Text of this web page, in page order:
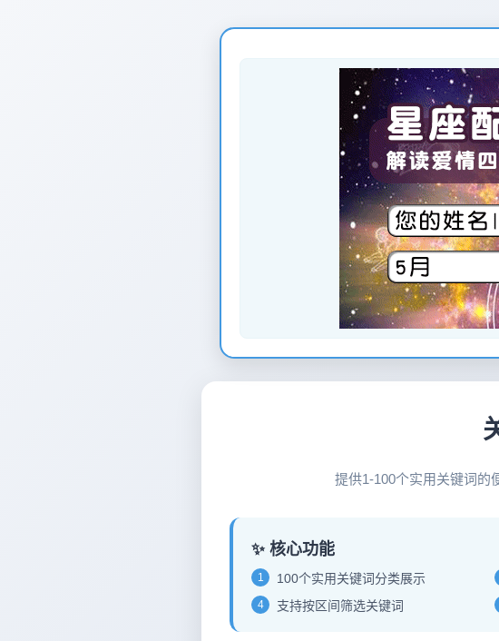
提供1-100个实用关键词的
✨ 核心功能
1 100个实用关键词分类展示
4 支持按区间筛选关键词